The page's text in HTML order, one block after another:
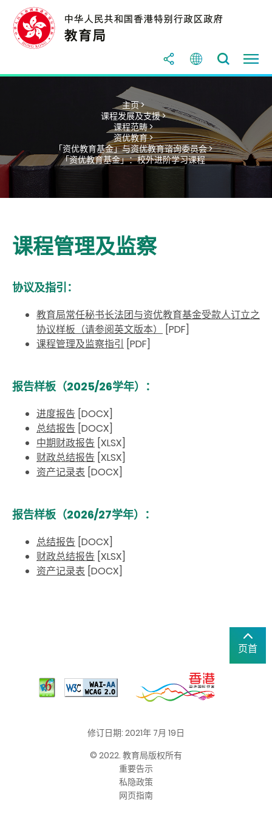
主页 >
课程发展及支援 >
课程范畴 >
资优教育 >
「资优教育基金」与资优教育谘询委员会 >
「资优教育基金」：校外进阶学习课程
课程管理及监察
协议及指引：
教育局常任秘书长法团与资优教育基金受款人订立之
协议样板（请参阅英文版本）
[PDF]
课程管理及监察指引 [PDF]
报告样板（2025/26学年）：
进度报告 [DOCX]
总结报告 [DOCX]
中期财政报告 [XLSX]
财政总结报告 [XLSX]
资产记录表 [DOCX]
报告样板（2026/27学年）：
总结报告 [DOCX]
财政总结报告 [XLSX]
资产记录表 [DOCX]
页首
修订日期: 2021年 7月 19日
© 2022. 教育局版权所有
重要告示
私隐政策
网页指南